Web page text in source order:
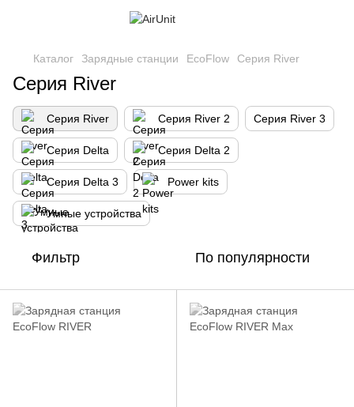
Каталог Зарядные станции EcoFlow Серия River
Серия River
Серия River Серия River 2 Серия River 3
Серия Delta Серия Delta 2
Серия Delta 3 Power kits
Умные устройства
Фильтр По популярности